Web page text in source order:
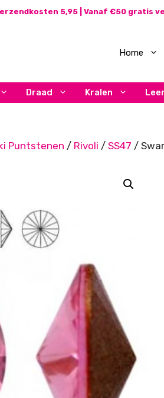
5,95 | Vanaf €50 gratis
Home
Draad Kralen Leer
Puntstenen / Rivoli / SS47 /